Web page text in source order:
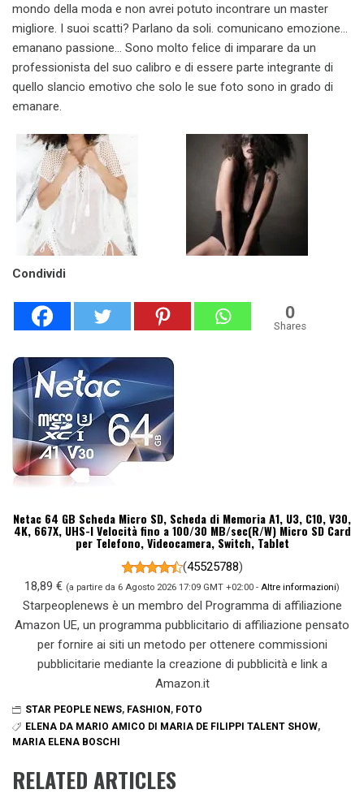
mondo della moda e non avrei potuto incontrare un master
migliore. I suoi scatti? Parlano da soli. comunicano emozione…
emanano passione… Sono molto felice di imparare da un
professionista del suo calibro e di essere parte integrante di
quello slancio emotivo che solo le sue foto sono in grado di
emanare.
Condividi
0
Shares
Netac 64 GB Scheda Micro SD, Scheda di Memoria A1, U3, C10, V30,
4K, 667X, UHS-I Velocità fino a 100/30 MB/sec(R/W) Micro SD Card
per Telefono, Videocamera, Switch, Tablet
(45525788)
18,89 € (a partire da 6 Agosto 2026 17:09 GMT +02:00 - Altre informazioni)
Starpeoplenews è un membro del Programma di affiliazione
Amazon UE, un programma pubblicitario di affiliazione pensato
per fornire ai siti un metodo per ottenere commissioni
pubblicitarie mediante la creazione di pubblicità e link a
Amazon.it
STAR PEOPLE NEWS, FASHION , FOTO
ELENA DA MARIO AMICO DI MARIA DE FILIPPI TALENT SHOW,
MARIA ELENA BOSCHI
RELATED ARTICLES